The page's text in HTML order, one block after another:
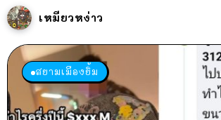
เหมียวหง่าว
สยามเมืองยิ้ม